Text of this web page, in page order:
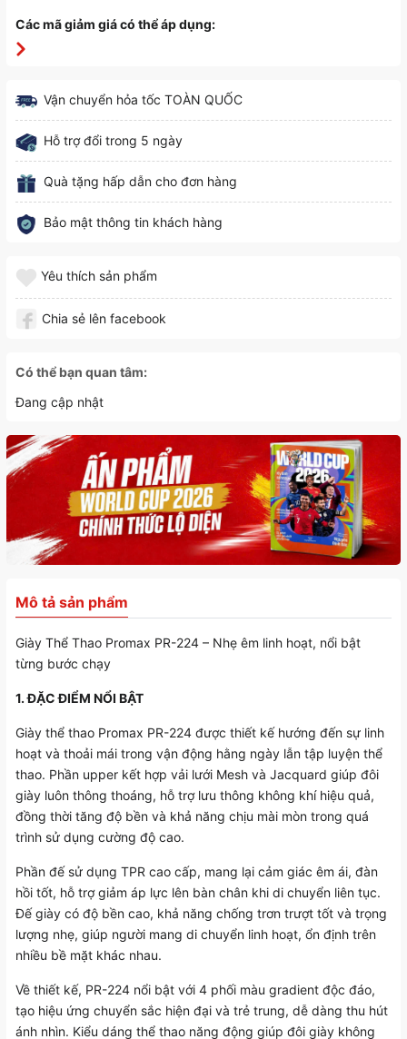
Các mã giảm giá có thể áp dụng:
Vận chuyển hỏa tốc TOÀN QUỐC
Hỗ trợ đổi trong 5 ngày
Quà tặng hấp dẫn cho đơn hàng
Bảo mật thông tin khách hàng
Yêu thích sản phẩm
Chia sẻ lên facebook
Có thể bạn quan tâm:
Đang cập nhật
Mô tả sản phẩm
Giày Thể Thao Promax PR-224 – Nhẹ êm linh hoạt, nổi bật
từng bước chạy
1. ĐẶC ĐIỂM NỔI BẬT
Giày thể thao Promax PR-224 được thiết kế hướng đến sự linh
hoạt và thoải mái trong vận động hằng ngày lẫn tập luyện thể
thao. Phần upper kết hợp vải lưới Mesh và Jacquard giúp đôi
giày luôn thông thoáng, hỗ trợ lưu thông không khí hiệu quả,
đồng thời tăng độ bền và khả năng chịu mài mòn trong quá
trình sử dụng cường độ cao.
Phần đế sử dụng TPR cao cấp, mang lại cảm giác êm ái, đàn
hồi tốt, hỗ trợ giảm áp lực lên bàn chân khi di chuyển liên tục.
Đế giày có độ bền cao, khả năng chống trơn trượt tốt và trọng
lượng nhẹ, giúp người mang di chuyển linh hoạt, ổn định trên
nhiều bề mặt khác nhau.
Về thiết kế, PR-224 nổi bật với 4 phối màu gradient độc đáo,
tạo hiệu ứng chuyển sắc hiện đại và trẻ trung, dễ dàng thu hút
ánh nhìn. Kiểu dáng thể thao năng động giúp đôi giày không